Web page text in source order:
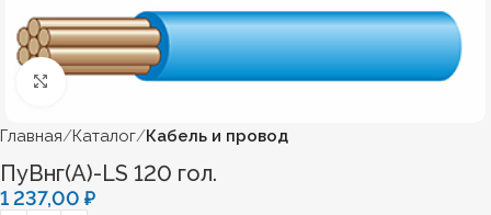
Нажмите, чтобы увеличить
Главная Каталог Кабель и провод
ПуВнг(А)-LS 120 гол.
1 237,00 ₽